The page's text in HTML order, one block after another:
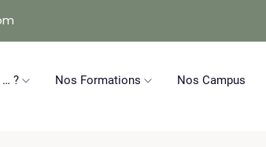
? Nos Formations Nos Campus